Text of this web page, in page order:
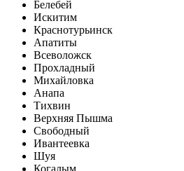
Белебей
Искитим
Краснотурьинск
Апатиты
Всеволожск
Прохладный
Михайловка
Анапа
Тихвин
Верхняя Пышма
Свободный
Ивантеевка
Шуя